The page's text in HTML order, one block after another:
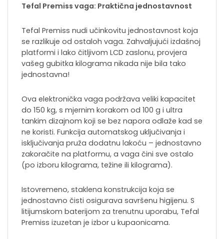
Tefal Premiss vaga: Praktična jednostavnost
Tefal Premiss nudi učinkovitu jednostavnost koja
se razlikuje od ostaloh vaga. Zahvaljujući izdašnoj
platformi i lako čitljivom LCD zaslonu, provjera
vašeg gubitka kilograma nikada nije bila tako
jednostavna!
Ova elektronička vaga podržava veliki kapacitet
do 150 kg, s mjernim korakom od 100 g i ultra
tankim dizajnom koji se bez napora odlaže kad se
ne koristi. Funkcija automatskog uključivanja i
isključivanja pruža dodatnu lakoću – jednostavno
zakoračite na platformu, a vaga čini sve ostalo
(po izboru kilograma, težine ili kilograma).
Istovremeno, staklena konstrukcija koja se
jednostavno čisti osigurava savršenu higijenu. S
litijumskom baterijom za trenutnu uporabu, Tefal
Premiss izuzetan je izbor u kupaonicama.